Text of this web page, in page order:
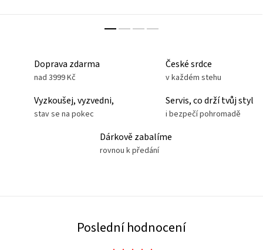
Doprava zdarma
nad 3999 Kč
České srdce
v každém stehu
Vyzkoušej, vyzvedni,
stav se na pokec
Servis, co drží tvůj styl
i bezpečí pohromadě
Dárkově zabalíme
rovnou k předání
Poslední hodnocení